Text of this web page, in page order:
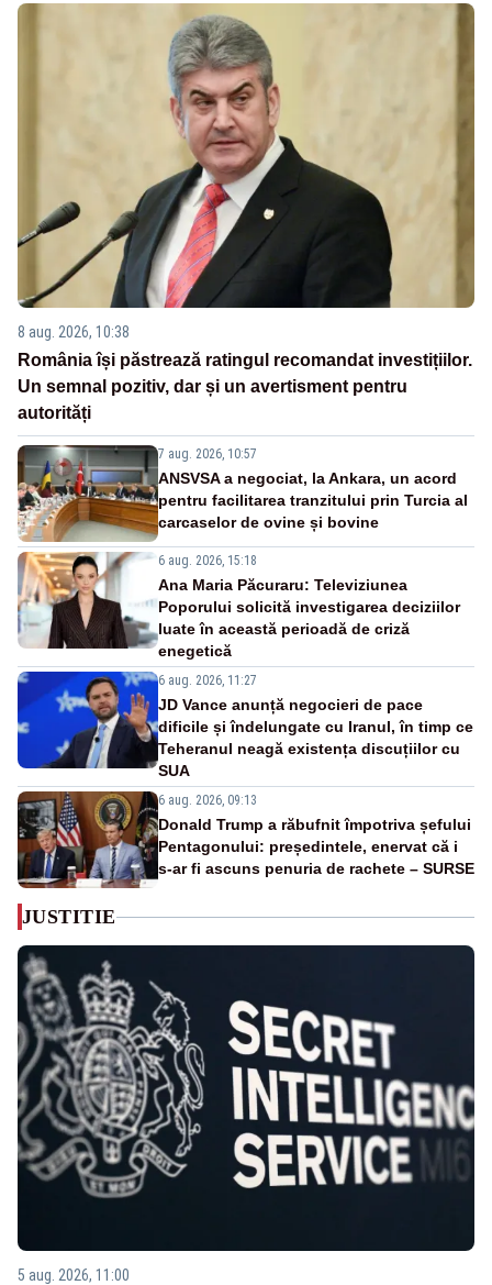
8 aug. 2026, 10:38
România își păstrează ratingul recomandat investițiilor.
Un semnal pozitiv, dar și un avertisment pentru
autorități
7 aug. 2026, 10:57
ANSVSA a negociat, la Ankara, un acord
pentru facilitarea tranzitului prin Turcia al
carcaselor de ovine și bovine
6 aug. 2026, 15:18
Ana Maria Păcuraru: Televiziunea
Poporului solicită investigarea deciziilor
luate în această perioadă de criză
enegetică
6 aug. 2026, 11:27
JD Vance anunță negocieri de pace
dificile și îndelungate cu Iranul, în timp ce
Teheranul neagă existența discuțiilor cu
SUA
6 aug. 2026, 09:13
Donald Trump a răbufnit împotriva șefului
Pentagonului: președintele, enervat că i
s-ar fi ascuns penuria de rachete – SURSE
JUSTITIE
5 aug. 2026, 11:00